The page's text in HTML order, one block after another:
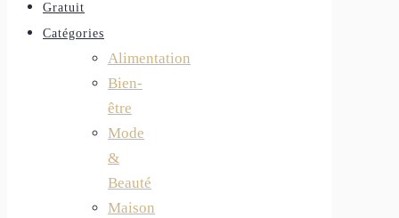
Gratuit
Catégories
Alimentation
Bien-
être
Mode
&
Beauté
Maison